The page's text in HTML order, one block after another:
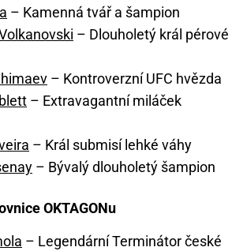
– Kamenná tvář a šampion
– Dlouholetý král pérové
– Kontroverzní UFC hvězda
– Extravagantní miláček
– Král submisí lehké váhy
– Bývalý dlouholetý šampion
OKTAGONu
– Legendární Terminátor české